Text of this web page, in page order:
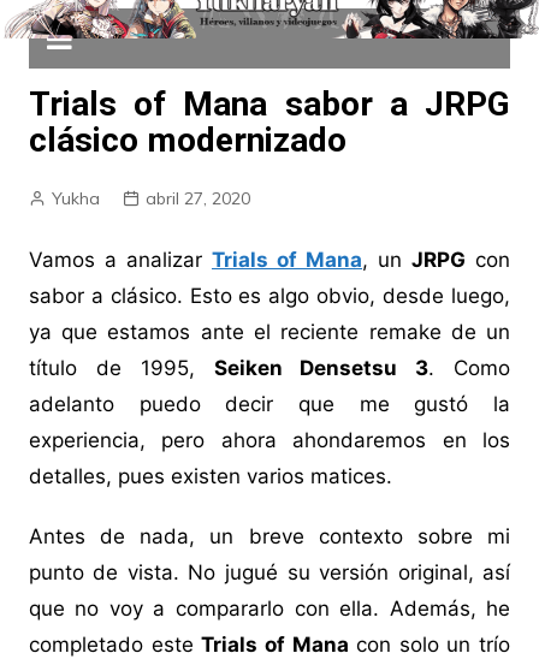
Trials of Mana sabor a JRPG
clásico modernizado
Yukha abril 27, 2020
Vamos a analizar Trials of Mana, unJRPG con
sabor a clásico. Esto es algo obvio, desde luego,
ya que estamos ante el reciente remake de un
título de 1995, Seiken Densetsu 3. Como
adelanto puedo decir que me gustó la
experiencia, pero ahora ahondaremos en los
detalles, pues existen varios matices.
Antes de nada, un breve contexto sobre mi
punto de vista. No jugué su versión original, así
que no voy a compararlo con ella. Además, he
completado esteTrials of Mana con solo un trío